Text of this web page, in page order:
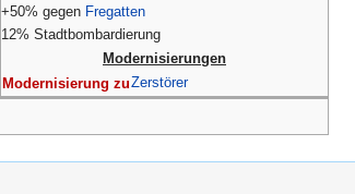
+50% gegen Fregatten
12% Stadtbombardierung
Modernisierungen
Modernisierung zuZerstörer